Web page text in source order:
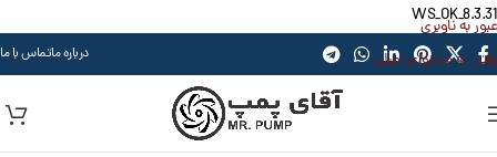
WS_OK_8.3.31
عبور به ناوبری
رفتن به محتوای اصلی
درباره ماتماس با ما